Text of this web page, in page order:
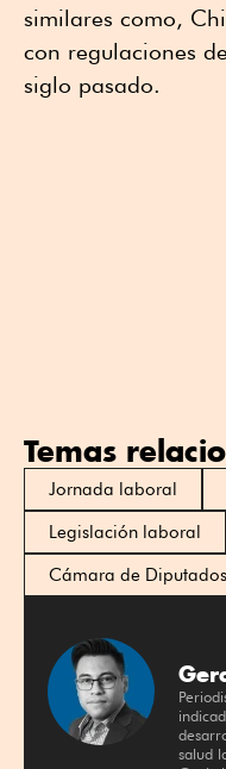
similares como,
con regulaciones
siglo pasado.
Temas
Jornada laboral
Legislación laboral
Cámara de Diputados
salud